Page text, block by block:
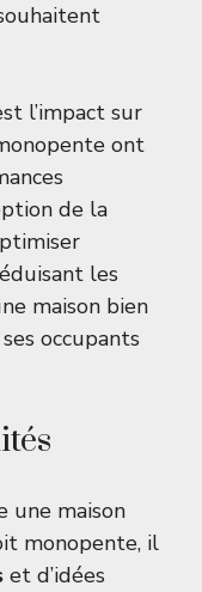
l’impact sur
ont
de la
les
maison bien
occupants
une maison
monopente, il
et d’idées